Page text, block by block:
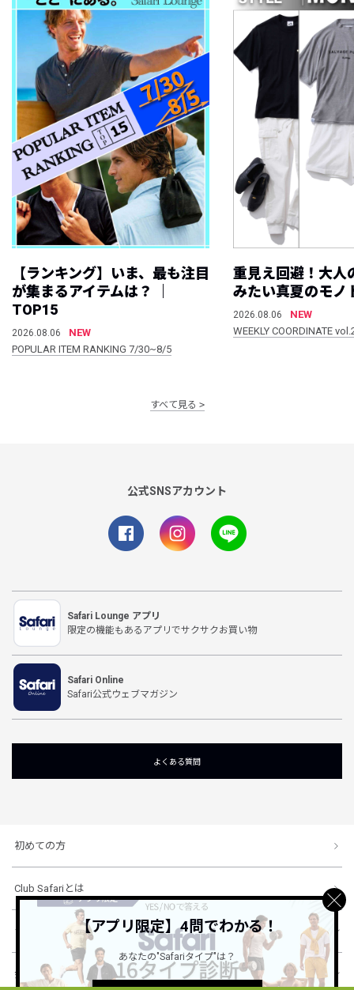
【ランキング】いま、最も注目
が集まるアイテムは？ ｜
TOP15
2026.08.06
NEW
POPULAR ITEM RANKING 7/30~8/5
重見え回避！大人
みたい真夏のモノ
2026.08.06
NEW
WEEKLY COORDINATE
すべて見る
公式SNSアカウント
Safari Lounge アプリ
限定の機能もあるアプリでサクサクお買い物
Safari Online
Safari公式ウェブマガジン
よくある質問
初めての方
Club Safariとは
ショッピングガイド
会社概要・規約
【アプリ限定】4問でわかる！
あなたの"Safariタイプ"は？